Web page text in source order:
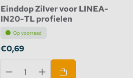
Einddop Zilver voor LINEA-
IN20-TL profielen
Op voorraad
€0,69